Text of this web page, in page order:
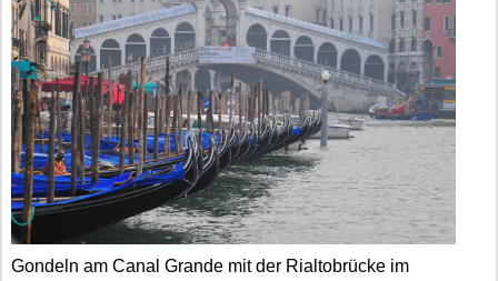
Gondeln am Canal Grande mit der Rialtobrücke im